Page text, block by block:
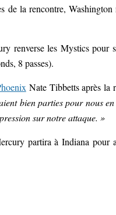
de la rencontre,
renverse les Mystics pour
8 passes).
Nate Tibbetts après la
bien parties pour nous
sur notre attaque. »
partira à Indiana pour